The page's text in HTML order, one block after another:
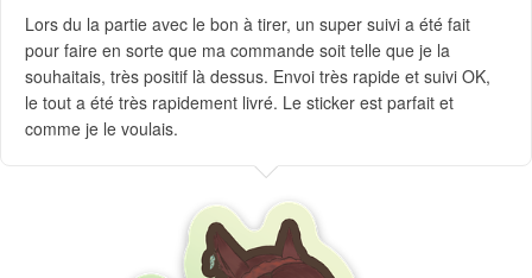
Lors du la partie avec le bon à tirer, un super suivi a été fait
pour faire en sorte que ma commande soit telle que je la
souhaitais, très positif là dessus. Envoi très rapide et suivi OK,
le tout a été très rapidement livré. Le sticker est parfait et
comme je le voulais.